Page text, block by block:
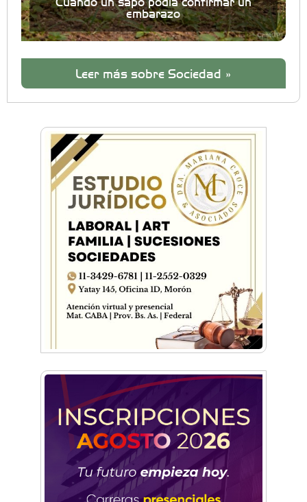
embarazo
Leer más sobre Sociedad »